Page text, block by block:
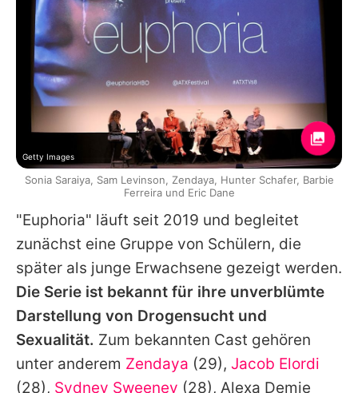
"Euphoria" läuft seit 2019 und begleitet
zunächst eine Gruppe von Schülern, die
später als junge Erwachsene gezeigt werden.
Die Serie ist bekannt für ihre unverblümte
Darstellung von Drogensucht und
Sexualität. Zum bekannten Cast gehören
unter anderem Zendaya (29), Jacob Elordi
(28), Sydney Sweeney (28), Alexa Demie
Getty Images
Sonia Saraiya, Sam Levinson, Zendaya, Hunter Schafer, Barbie
Ferreira und Eric Dane